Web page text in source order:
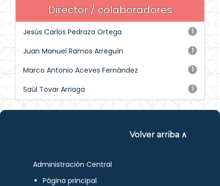
Director / colaboradores
1
Jesús Carlos Pedraza Ortega
1
Juan Manuel Ramos Arreguín
1
Marco Antonio Aceves Fernández
1
Saúl Tovar Arriaga
Volver arriba ∧
Administración Central
Página principal